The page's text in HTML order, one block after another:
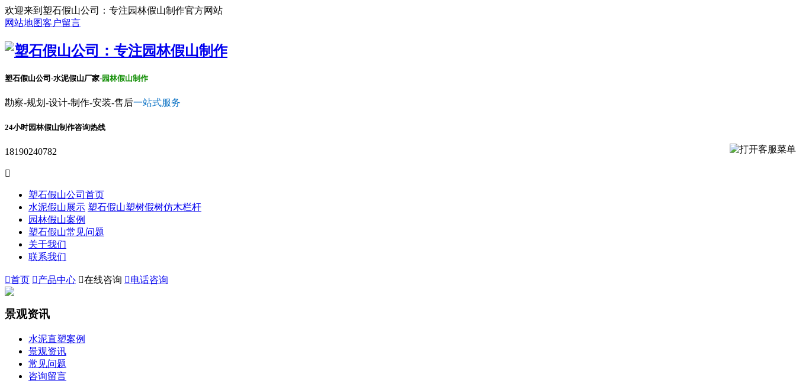
欢迎来到塑石假山公司：专注园林假山制作官方网站
网站地图客户留言
塑石假山公司-水泥假山厂家-园林假山制作
勘察-规划-设计-制作-安装-售后一站式服务
24小时园林假山制作咨询热线
18190240782

塑石假山公司首页
水泥假山展示 塑石假山塑树假树仿木栏杆
园林假山案例
塑石假山常见问题
关于我们
联系我们
首页 产品中心 在线咨询 电话咨询
景观资讯
水泥直塑案例
景观资讯
常见问题
咨询留言